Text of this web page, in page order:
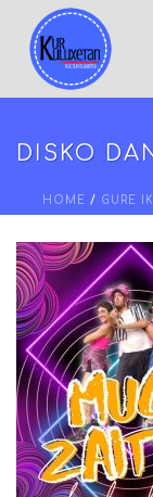
DISKO
HOME / GURE